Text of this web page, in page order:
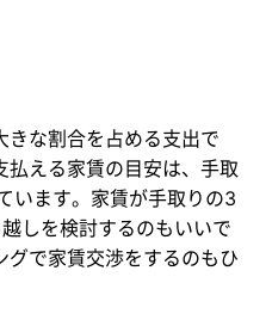
きな割合を占める支出で
払える家賃の目安は、手取
います。家賃が手取りの3
しを検討するのもいいで
グで家賃交渉をするのもひ